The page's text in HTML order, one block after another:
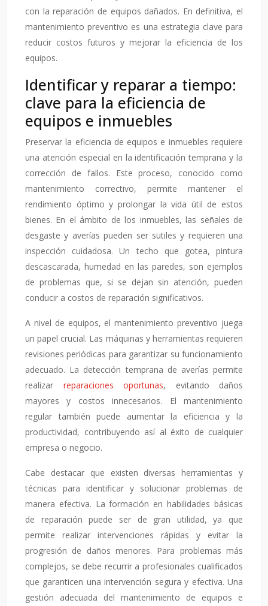
con la reparación de equipos dañados. En definitiva, el
mantenimiento preventivo es una estrategia clave para
reducir costos futuros y mejorar la eficiencia de los
equipos.
Identificar y reparar a tiempo:
clave para la eficiencia de
equipos e inmuebles
Preservar la eficiencia de equipos e inmuebles requiere
una atención especial en la identificación temprana y la
corrección de fallos. Este proceso, conocido como
mantenimiento correctivo, permite mantener el
rendimiento óptimo y prolongar la vida útil de estos
bienes. En el ámbito de los inmuebles, las señales de
desgaste y averías pueden ser sutiles y requieren una
inspección cuidadosa. Un techo que gotea, pintura
descascarada, humedad en las paredes, son ejemplos
de problemas que, si se dejan sin atención, pueden
conducir a costos de reparación significativos.
A nivel de equipos, el mantenimiento preventivo juega
un papel crucial. Las máquinas y herramientas requieren
revisiones periódicas para garantizar su funcionamiento
adecuado. La detección temprana de averías permite
realizar reparaciones oportunas, evitando daños
mayores y costos innecesarios. El mantenimiento
regular también puede aumentar la eficiencia y la
productividad, contribuyendo así al éxito de cualquier
empresa o negocio.
Cabe destacar que existen diversas herramientas y
técnicas para identificar y solucionar problemas de
manera efectiva. La formación en habilidades básicas
de reparación puede ser de gran utilidad, ya que
permite realizar intervenciones rápidas y evitar la
progresión de daños menores. Para problemas más
complejos, se debe recurrir a profesionales cualificados
que garanticen una intervención segura y efectiva. Una
gestión adecuada del mantenimiento de equipos e